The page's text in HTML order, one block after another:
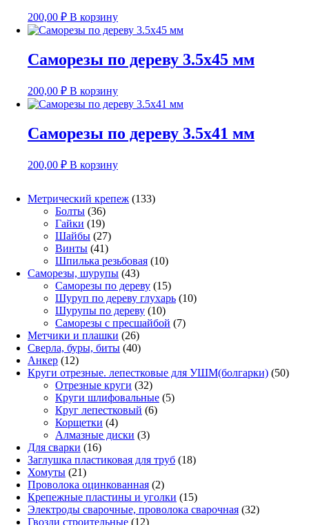
200,00 ₽ В корзину
Саморезы по дереву 3.5х45 мм
200,00 ₽ В корзину
Саморезы по дереву 3.5х41 мм
200,00 ₽ В корзину
Метрический крепеж 133133
Болты 3636
товаров
Гайки 1919
товаров
Шайбы 2727
товаров
Винты 4141
товар
Шпилька резьбовая 1010
Саморезы, шурупы 4343
товара
Саморезы по дереву 1515
товаров
Шуруп по дереву глухарь 1010
Шурупы по дереву 1010
товаров
Саморезы с пресшайбой 77
Метчики и плашки 2626
товаров
Сверла, буры, биты 4040
Анкер 1212
товаров
Круги отрезные. лепестковые для УШМ(болгарки) 5050
Отрезные круги 3232
товара
Круги шлифовальные 55
Круг лепестковый 66
Корщетки 44
товара
Алмазные диски 33
Для сварки 1616
товаров
Заглушка пластиковая для труб 1818
Хомуты 2121
товар
Проволока оцинкованная 22
товара
Крепежные пластины и уголки 1515
товаров
Электроды сварочные, проволока сварочная 3232
Гвозди строительные 1212